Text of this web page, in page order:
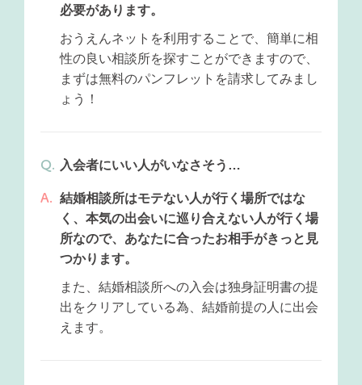
必要があります。
おうえんネットを利用することで、簡単に相
性の良い相談所を探すことができますので、
まずは無料のパンフレットを請求してみまし
ょう！
入会者にいい人がいなさそう…
結婚相談所はモテない人が行く場所ではな
く、本気の出会いに巡り合えない人が行く場
所なので、あなたに合ったお相手がきっと見
つかります。
また、結婚相談所への入会は独身証明書の提
出をクリアしている為、結婚前提の人に出会
えます。